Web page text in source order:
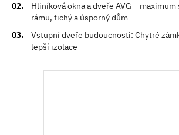
Hliníková okna a dveře AVG –
rámu, tichý a úsporný dům
Vstupní dveře budoucnosti: Chytré
lepší izolace